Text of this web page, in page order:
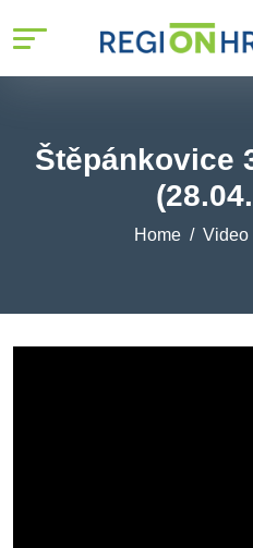
Štěpánkovice
Home Video